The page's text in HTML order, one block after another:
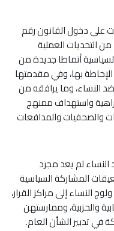
على دخول القانون رقم
من التحديات العملية
أنماطا جديدة من
بها، وفي مقدمتها
النساء، وما يرافقه من
واستهداف ممنهج
والصحفيات والمدافعات
لم يعد مجرد
المشاركة السياسية
النساء إلى مراكز القرار،
والحزبية، وممارستهن
في تدبير الشأن العام.